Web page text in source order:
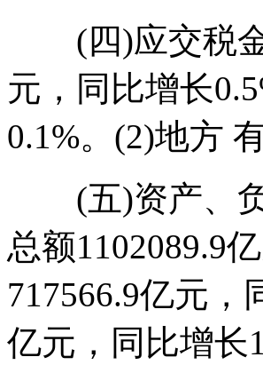
(四)应交税金
元，同比增长
0.1%。(2)地方
(五)资产、负
总额1102089.9
717566.9亿元，
亿元，同比增长